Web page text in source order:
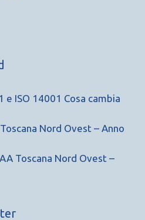
ISO 14001 Cosa cambia
Nord Ovest – Anno
Toscana Nord Ovest –